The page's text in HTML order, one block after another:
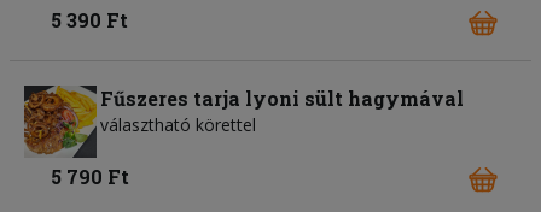
5 390 Ft
Fűszeres tarja lyoni sült hagymával
választható körettel
5 790 Ft